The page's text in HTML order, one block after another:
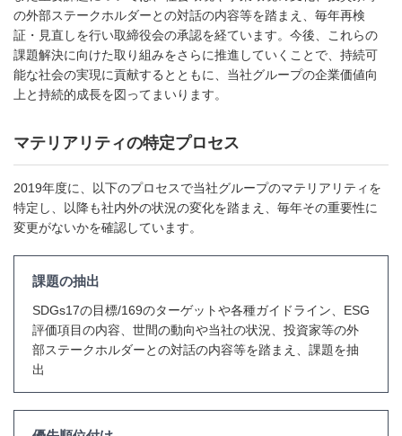
の外部ステークホルダーとの対話の内容等を踏まえ、毎年再検
証・見直しを行い取締役会の承認を経ています。今後、これらの
課題解決に向けた取り組みをさらに推進していくことで、持続可
能な社会の実現に貢献するとともに、当社グループの企業価値向
上と持続的成長を図ってまいります。
マテリアリティの特定プロセス
2019年度に、以下のプロセスで当社グループのマテリアリティを
特定し、以降も社内外の状況の変化を踏まえ、毎年その重要性に
変更がないかを確認しています。
課題の抽出
SDGs17の目標/169のターゲットや各種ガイドライン、ESG
評価項目の内容、世間の動向や当社の状況、投資家等の外
部ステークホルダーとの対話の内容等を踏まえ、課題を抽
出